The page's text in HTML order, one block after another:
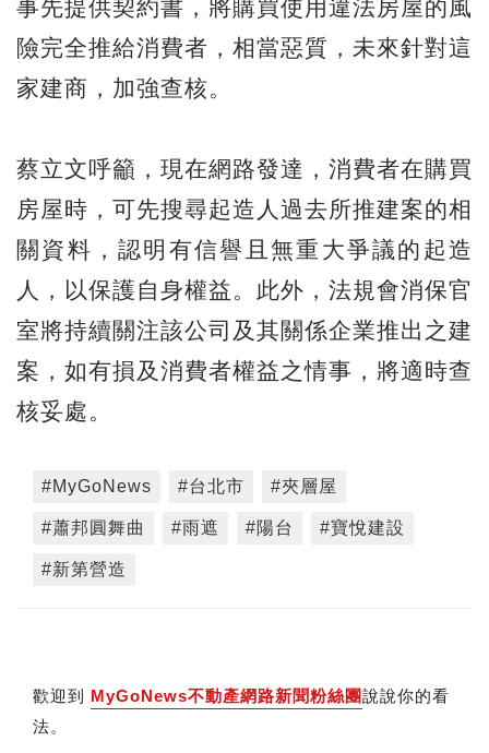
事先提供契約書，將購買使用違法房屋的風
險完全推給消費者，相當惡質，未來針對這
家建商，加強查核。
蔡立文呼籲，現在網路發達，消費者在購買
房屋時，可先搜尋起造人過去所推建案的相
關資料，認明有信譽且無重大爭議的起造
人，以保護自身權益。此外，法規會消保官
室將持續關注該公司及其關係企業推出之建
案，如有損及消費者權益之情事，將適時查
核妥處。
#MyGoNews #台北市 #夾層屋
#蕭邦圓舞曲 #雨遮 #陽台 #寶悅建設
#新第營造
歡迎到 MyGoNews不動產網路新聞粉絲團說說你的看
法。